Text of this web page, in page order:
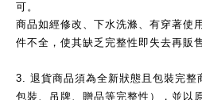
可。
商品如經修改、下水洗滌、有穿著使
件不全，使其缺乏完整性即失去再販
3. 退貨商品須為全新狀態且包裝完整
包裝、吊牌、贈品等完整性），並以